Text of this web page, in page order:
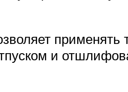
применять
и